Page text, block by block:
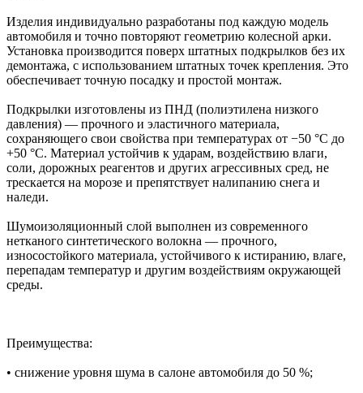
Изделия индивидуально разработаны под каждую модель
автомобиля и точно повторяют геометрию колесной арки.
Установка производится поверх штатных подкрылков без их
демонтажа, с использованием штатных точек крепления. Это
обеспечивает точную посадку и простой монтаж.
Подкрылки изготовлены из ПНД (полиэтилена низкого
давления) — прочного и эластичного материала,
сохраняющего свои свойства при температурах от −50 °C до
+50 °C. Материал устойчив к ударам, воздействию влаги,
соли, дорожных реагентов и других агрессивных сред, не
трескается на морозе и препятствует налипанию снега и
наледи.
Шумоизоляционный слой выполнен из современного
нетканого синтетического волокна — прочного,
износостойкого материала, устойчивого к истиранию, влаге,
перепадам температур и другим воздействиям окружающей
среды.
Преимущества:
• снижение уровня шума в салоне автомобиля до 50 %;